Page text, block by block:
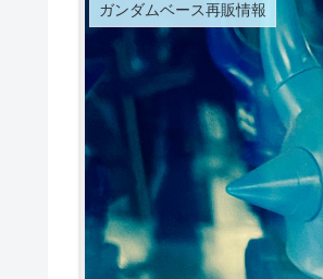
ガンダムベース再販情報